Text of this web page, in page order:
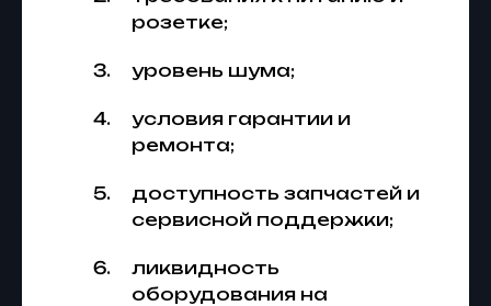
розетке;
уровень шума;
условия гарантии и
ремонта;
доступность запчастей и
сервисной поддержки;
ликвидность
оборудования на